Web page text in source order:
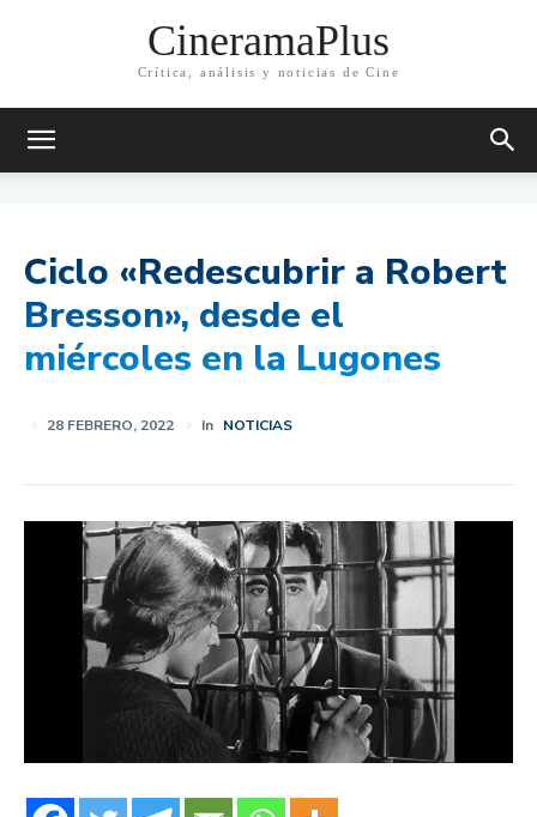
CineramaPlus
Crítica, análisis y noticias de Cine
Ciclo «Redescubrir a Robert
Bresson», desde el
miércoles en la Lugones
28 FEBRERO, 2022 In NOTICIAS